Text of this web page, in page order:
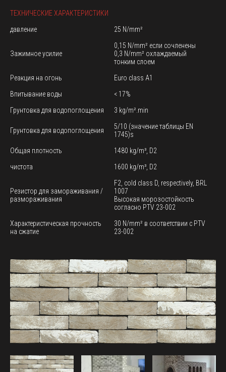
ТЕХНИЧЕСКИЕ ХАРАКТЕРИСТИКИ
давление
25 N/mm²
Зажимное усилие
0,15 N/mm² если сочленены
0,3 N/mm² охлаждаемый
тонким слоем
Реакция на огонь
Euro class A1
Впитывание воды
< 17%
Грунтовка для водопоглощения
3 kg/m².min
Грунтовка для водопоглощения
5/10 (значение таблицы EN
1745)s
Общая плотность
1480 kg/m³, D2
чистота
1600 kg/m³, D2
Резистор для замораживания /
размораживания
F2, cold class D, respectively, BRL
1007
Высокая морозостойкость
согласно PTV 23-002
Характеристическая прочность
на сжатие
30 N/mm² в соответствии с PTV
23-002